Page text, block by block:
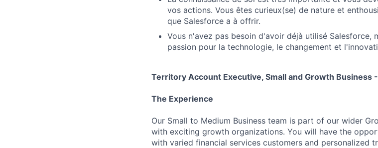
vos actions. Vous êtes curieux(se) de nature et
que Salesforce a à offrir.
Vous n'avez pas besoin d'avoir déjà utilisé Salesforce,
passion pour la technologie, le changement et
Territory Account Executive, Small and Growth Business
The Experience
Our Small to Medium Business team is part of our wider
with exciting growth organizations. You will have the
with varied financial services customers and personalized